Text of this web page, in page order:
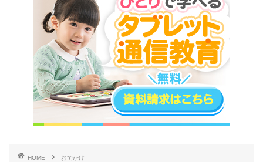
HOME
おでかけ